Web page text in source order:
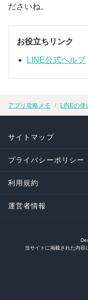
ださいね。
お役立ちリンク
LINE公式ヘルプ
アプリ攻略メモ LINEの使
サイトマップ
プライバシーポリシー
利用規約
運営者情報
当サイトに掲載された内容